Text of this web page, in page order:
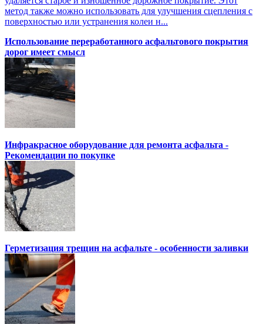
метод также можно использовать для улучшения сцепления с
поверхностью или устранения колеи н...
Использование переработанного асфальтового покрытия
дорог имеет смысл
Инфракрасное оборудование для ремонта асфальта -
Рекомендации по покупке
Герметизация трещин на асфальте - особенности заливки